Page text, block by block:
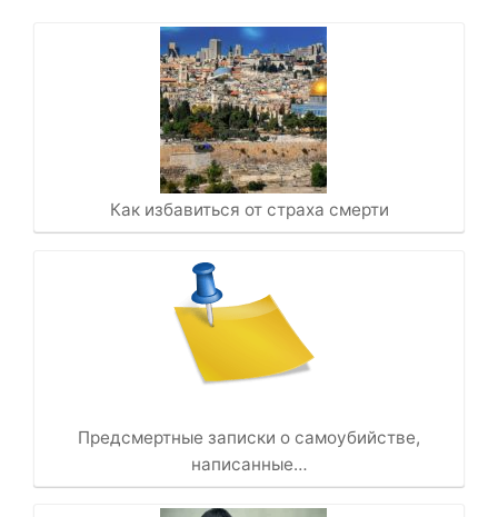
Как избавиться от страха смерти
Предсмертные записки о самоубийстве,
написанные…